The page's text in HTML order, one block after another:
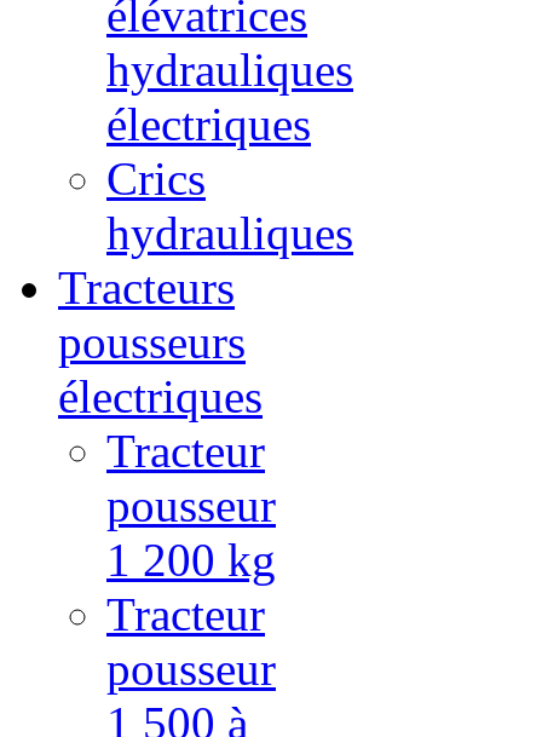
élévatrices
hydrauliques
électriques
Crics
hydrauliques
Tracteurs
pousseurs
électriques
Tracteur
pousseur
1 200 kg
Tracteur
pousseur
1 500 à